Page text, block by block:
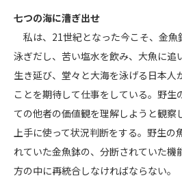
七つの海に漕ぎ出せ
私は、21世紀となった今こそ、金魚
泳ぎだし、苦い塩水を飲み、大魚に追
生き延び、堂々と大海を泳げる日本人
ことを期待して仕事をしている。野生
ての他者の価値観を理解しようと観察
上手に使って状況判断をする。野生の
れていた金魚鉢の、分断されていた機
方の中に再統合しなければならない。